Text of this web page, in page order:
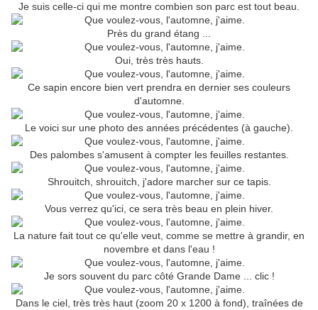
Je suis celle-ci qui me montre combien son parc est tout beau.
Près du grand étang ...
Oui, très très hauts.
Ce sapin encore bien vert prendra en dernier ses couleurs
d'automne.
Le voici sur une photo des années précédentes (à gauche).
Des palombes s'amusent à compter les feuilles restantes.
Shrouitch, shrouitch, j'adore marcher sur ce tapis.
Vous verrez qu'ici, ce sera très beau en plein hiver.
La nature fait tout ce qu'elle veut, comme se mettre à grandir, en
novembre et dans l'eau !
Je sors souvent du parc côté Grande Dame ... clic !
Dans le ciel, très très haut (zoom 20 x 1200 à fond), traînées de